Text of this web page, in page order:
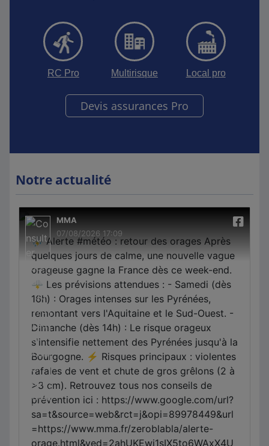
RC Pro Multirisque Local pro
Devis assurances Pro
Notre actualité